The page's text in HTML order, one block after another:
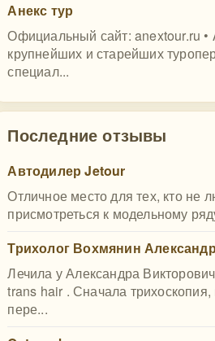
Анекс тур
Официальный сайт:
крупнейших и старейших
специал...
Последние отзывы
Автодилер Jetour
Отличное место для тех, кто не
присмотреться к модельному
Трихолог Вохмянин
Лечила у Александра
trans hair . Сначала
пере...